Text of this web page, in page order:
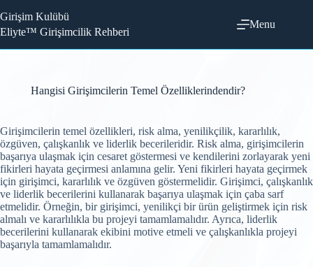
to
content
Girişim Kulübü
Eliyte™ Girişimcilik Rehberi
Menu
Hangisi Girişimcilerin Temel Özelliklerindendir?
Girişimcilerin temel özellikleri, risk alma, yenilikçilik, kararlılık,
özgüven, çalışkanlık ve liderlik becerileridir. Risk alma, girişimcilerin
başarıya ulaşmak için cesaret göstermesi ve kendilerini zorlayarak yeni
fikirleri hayata geçirmesi anlamına gelir. Yeni fikirleri hayata geçirmek
için girişimci, kararlılık ve özgüven göstermelidir. Girişimci, çalışkanlık
ve liderlik becerilerini kullanarak başarıya ulaşmak için çaba sarf
etmelidir. Örneğin, bir girişimci, yenilikçi bir ürün geliştirmek için risk
almalı ve kararlılıkla bu projeyi tamamlamalıdır. Ayrıca, liderlik
becerilerini kullanarak ekibini motive etmeli ve çalışkanlıkla projeyi
başarıyla tamamlamalıdır.